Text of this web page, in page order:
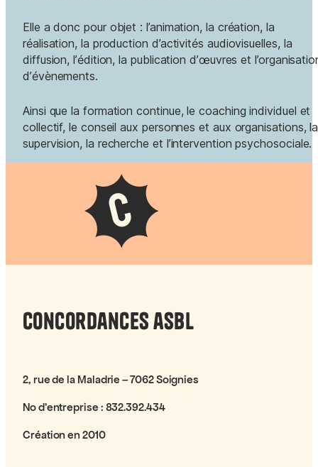
Elle a donc pour objet : l’animation, la création, la
réalisation, la production d’activités audiovisuelles, la
diffusion, l’édition, la publication d’œuvres et
d’évènements.
Ainsi que la formation continue, le coaching individuel et
collectif, le conseil aux personnes et aux organisations, la
supervision, la recherche et l’intervention psychosociale.
Concordances asbl
2, rue de la Maladrie – 7062 Soignies
No d’entreprise : 832.392.434
Création en 2010
C